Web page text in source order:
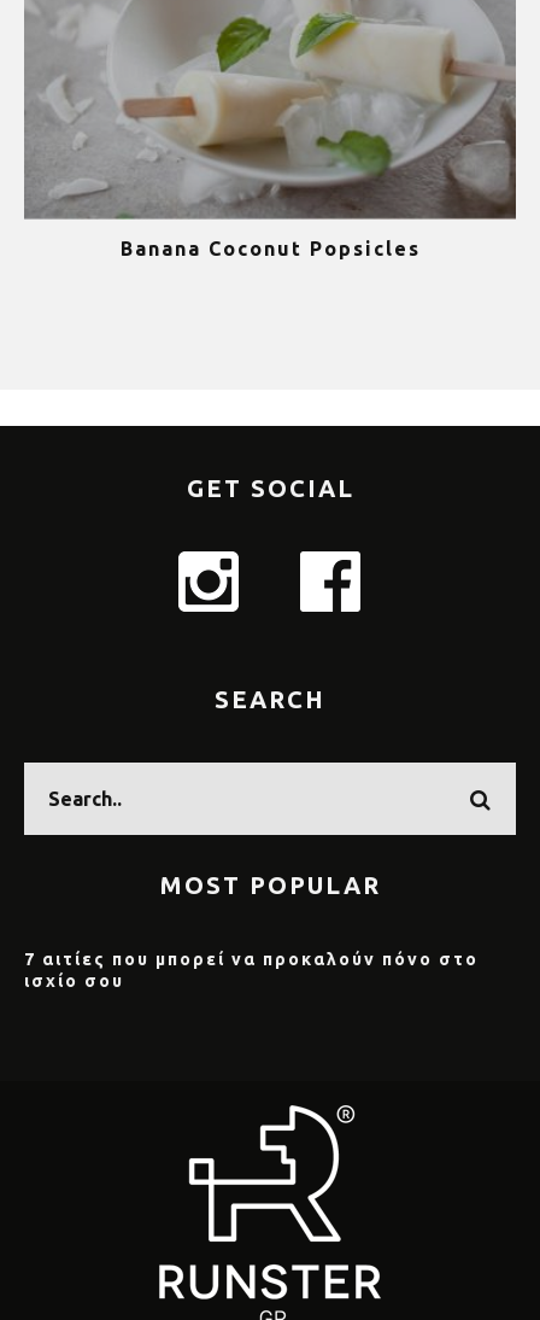
Banana Coconut Popsicles
GET SOCIAL
SEARCH
MOST POPULAR
7 αιτίες που μπορεί να προκαλούν πόνο στο
ισχίο σου